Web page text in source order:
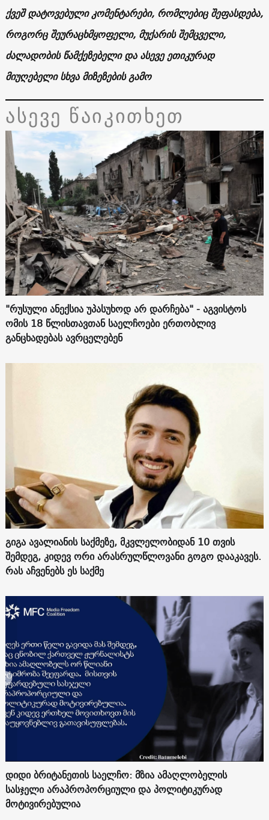
ქვეშ დატოვებული კომენტარები, რომლებიც შეფასდება,
როგორც შეურაცხმყოფელი, მუქარის შემცველი,
ძალადობის წამქეზებელი და ასევე ეთიკურად
მიუღებელი სხვა მიზეზების გამო
ასევე წაიკითხეთ
"რუსული ანექსია უპასუხოდ არ დარჩება" - აგვისტოს
ომის 18 წლისთავთან საელჩოები ერთობლივ
განცხადებას ავრცელებენ
გიგა ავალიანის საქმეზე, მკვლელობიდან 10 თვის
შემდეგ, კიდევ ორი არასრულწლოვანი გოგო დააკავეს.
რას აჩვენებს ეს საქმე
დიდი ბრიტანეთის საელჩო: მზია ამაღლობელის
სასჯელი არაპროპორციული და პოლიტიკურად
მოტივირებულია